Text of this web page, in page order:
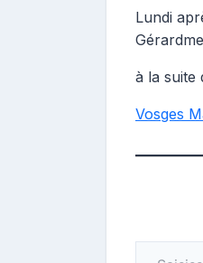
Lundi
à la suite
Vosges
Saisissez votre adresse e-mail…